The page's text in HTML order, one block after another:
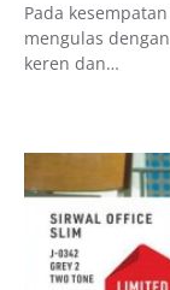
Pada
mengulas
keren dan…